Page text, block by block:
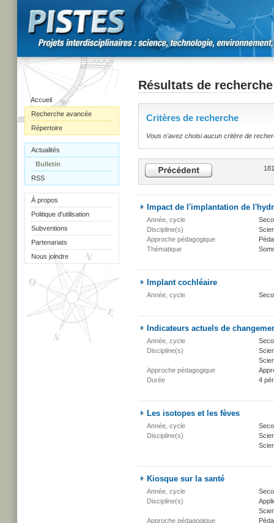
Accueil
Recherche avancée
Répertoire
Actualités
Bulletin
RSS
À propos
Politique d'utilisation
Subventions
Partenariats
Nous joindre
Résultats de recherche
Critères de recherche
Vous n'avez choisi aucun critère de
Impact de l'implantation de
Année, cycle
Discipline(s)
Approche pédagogique
Thématique
Implant cochléaire
Année, cycle
Indicateurs actuels de
Année, cycle
Discipline(s)
Approche pédagogique
Durée
4
Les isotopes et les fèves
Année, cycle
Discipline(s)
Kiosque sur la santé
Année, cycle
Discipline(s)
Approche pédagogique